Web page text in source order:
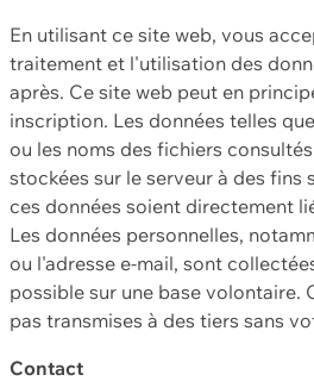
En utilisant ce site web, vous
traitement et l'utilisation des
après. Ce site web peut en
inscription. Les données telles
ou les noms des fichiers
stockées sur le serveur à des fins
ces données soient directement
Les données personnelles,
ou l'adresse e-mail, sont
possible sur une base volontaire.
pas transmises à des tiers sans
Contact